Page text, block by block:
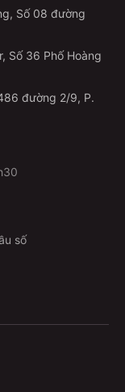
Số 08 đường
Số 36 Phố Hoàng
đường 2/9, P.
số